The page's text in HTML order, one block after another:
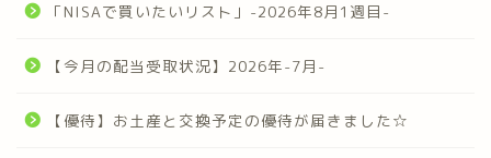
「NISAで買いたいリスト」-2026年8月1週目-
【今月の配当受取状況】2026年-7月-
【優待】お土産と交換予定の優待が届きました☆